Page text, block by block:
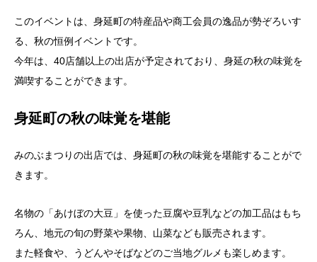
このイベントは、身延町の特産品や商工会員の逸品が勢ぞろいす
る、秋の恒例イベントです。
今年は、40店舗以上の出店が予定されており、身延の秋の味覚を
満喫することができます。
身延町の秋の味覚を堪能
みのぶまつりの出店では、身延町の秋の味覚を堪能することがで
きます。
名物の「あけぼの大豆」を使った豆腐や豆乳などの加工品はもち
ろん、地元の旬の野菜や果物、山菜なども販売されます。
また軽食や、うどんやそばなどのご当地グルメも楽しめます。